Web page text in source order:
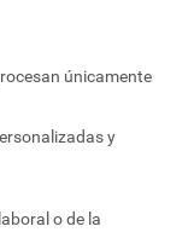
únicamente
y
o de la